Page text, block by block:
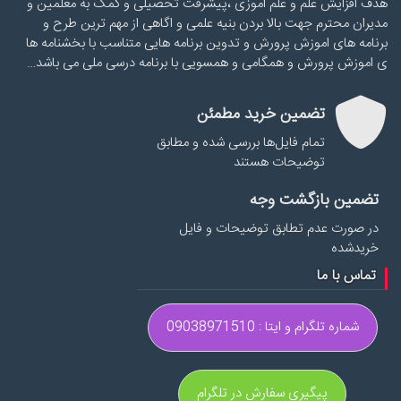
مدیران محترم جهت بالا بردن بنیه علمی و اگاهی از مهم ترین طرح و
برنامه های اموزش پرورش و تدوین برنامه هایی متناسب با بخشنامه ها
ی اموزش پرورش و همگامی و همسویی با برنامه درسی ملی می باشد…
تضمین خرید مطمئن
تمام فایل‌ها بررسی شده و مطابق
توضیحات هستند
تضمین بازگشت وجه
در صورت عدم تطابق توضیحات و فایل
خریدشده
تماس با ما
شماره تلگرام و ایتا : 09038971510
پیگیری سفارش در تلگرام